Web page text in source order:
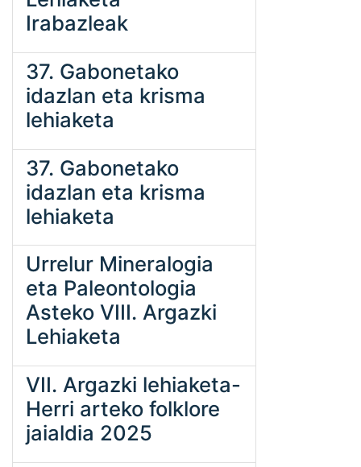
Irabazleak
37. Gabonetako
idazlan eta krisma
lehiaketa
37. Gabonetako
idazlan eta krisma
lehiaketa
Urrelur Mineralogia
eta Paleontologia
Asteko VIII. Argazki
Lehiaketa
VII. Argazki lehiaketa-
Herri arteko folklore
jaialdia 2025